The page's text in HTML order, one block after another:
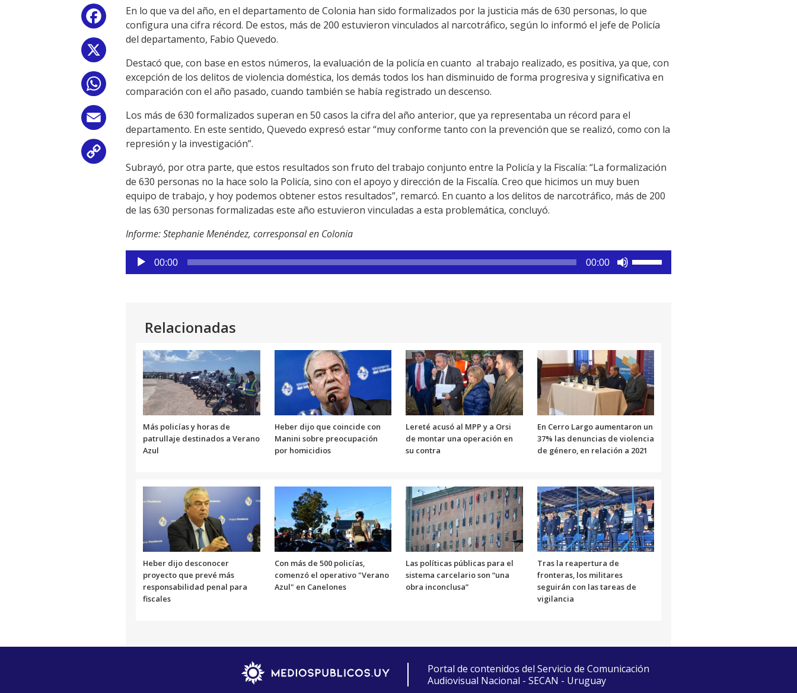
Facebook
WhatsApp
Email
Link
En lo que va del año, en el departamento de Colonia han sido formalizados por la justicia más de 630 personas, lo que
configura una cifra récord. De estos, más de 200 estuvieron vinculados al narcotráfico, según lo informó el jefe de Policía
del departamento, Fabio Quevedo.
Destacó que, con base en estos números, la evaluación de la policía en cuanto al trabajo realizado, es positiva, ya que, con
excepción de los delitos de violencia doméstica, los demás todos los han disminuido de forma progresiva y significativa en
comparación con el año pasado, cuando también se había registrado un descenso.
Los más de 630 formalizados superan en 50 casos la cifra del año anterior, que ya representaba un récord para el
departamento. En este sentido, Quevedo expresó estar “muy conforme tanto con la prevención que se realizó, como con la
represión y la investigación”.
Subrayó, por otra parte, que estos resultados son fruto del trabajo conjunto entre la Policía y la Fiscalía: “La formalización
de 630 personas no la hace solo la Policía, sino con el apoyo y dirección de la Fiscalía. Creo que hicimos un muy buen
equipo de trabajo, y hoy podemos obtener estos resultados”, remarcó. En cuanto a los delitos de narcotráfico, más de 200
de las 630 personas formalizadas este año estuvieron vinculadas a esta problemática, concluyó.
Informe: Stephanie Menéndez, corresponsal en Colonia
Reproductor
de
00:00 00:00
aumentar
o
disminuir
el
volumen.
Relacionadas
Más policías y horas de
patrullaje destinados a Verano
Azul
Heber dijo que coincide con
Manini sobre preocupación
por homicidios
Lereté acusó al MPP y a Orsi
de montar una operación en
su contra
En Cerro Largo aumentaron un
37% las denuncias de violencia
de género, en relación a 2021
Heber dijo desconocer
proyecto que prevé más
responsabilidad penal para
fiscales
Con más de 500 policías,
comenzó el operativo "Verano
Azul" en Canelones
Las políticas públicas para el
sistema carcelario son “una
obra inconclusa”
Tras la reapertura de
fronteras, los militares
seguirán con las tareas de
vigilancia
Portal de contenidos del Servicio de Comunicación
Audiovisual Nacional - SECAN - Uruguay